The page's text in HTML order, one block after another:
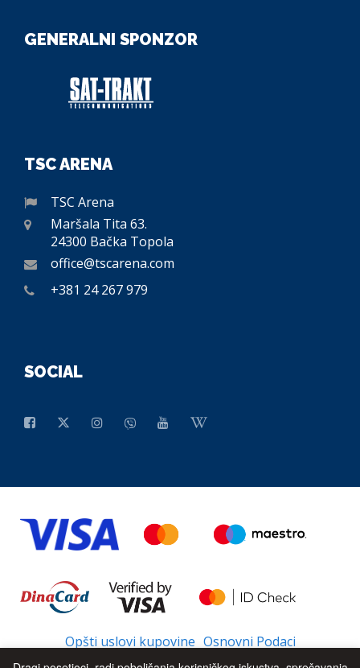
GENERALNI SPONZOR
TSC ARENA
TSC Arena
Maršala Tita 63.
24300 Bačka Topola
office@tscarena.com
+381 24 267 979
SOCIAL
Opšti uslovi kupovine Osnovni Podaci